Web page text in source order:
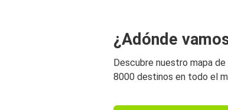
¿Adónde
Descubre nuestro mapa
8000 destinos en todo el